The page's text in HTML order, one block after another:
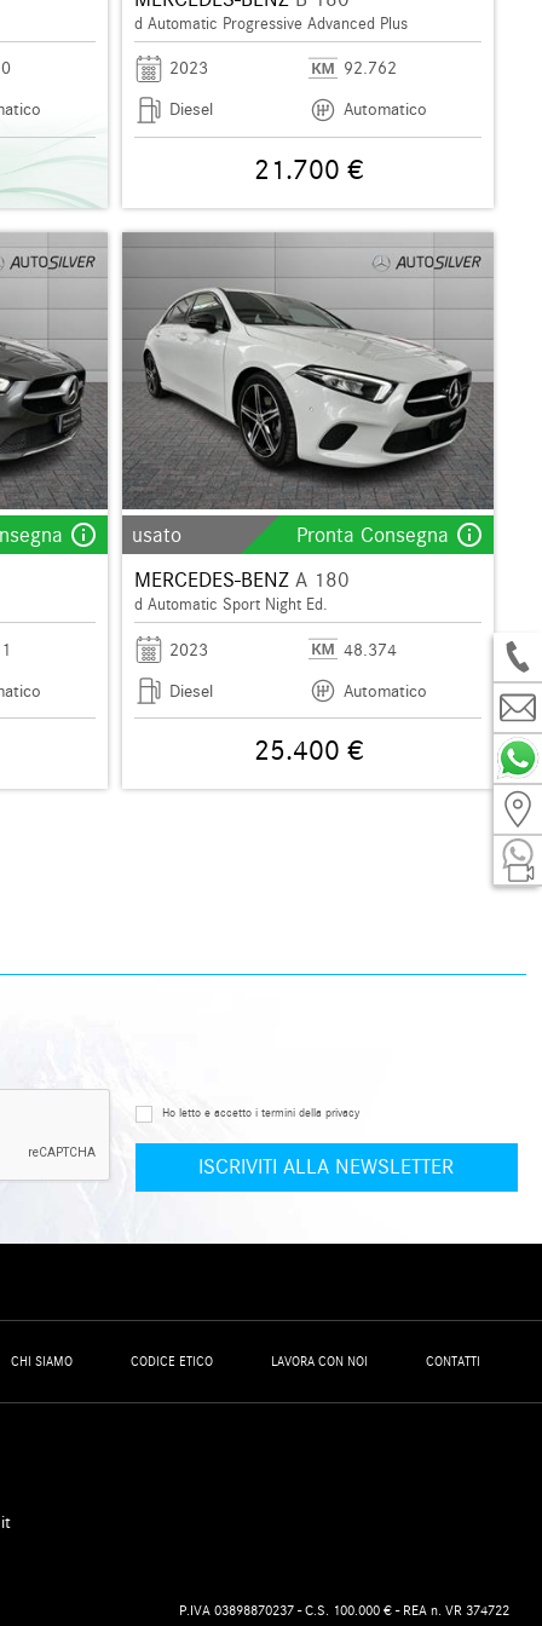
d Automatic Progressive Advanced Plus
2023
92.762
Diesel
Automatico
21.700 €
info_outline usato Pronta Consegna info_outline
MERCEDES-BENZ A 180
d Automatic Sport Night Ed.
2023
48.374
Diesel
Automatico
25.400 €
Ho letto e accetto i termini della privacy
CHI SIAMO CODICE ETICO LAVORA CON NOI CONTATTI
P.IVA 03898870237 - C.S. 100.000 € - REA n. VR 374722